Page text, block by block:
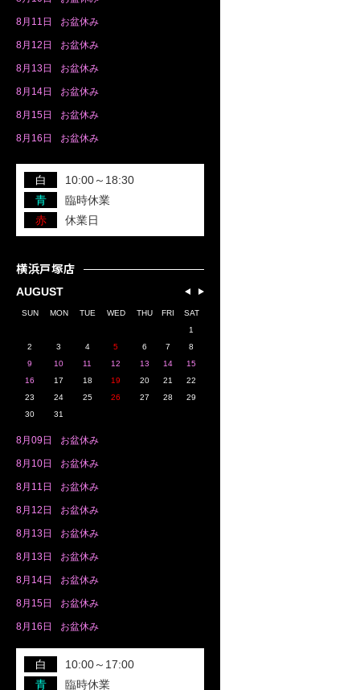
8月 11日 お盆休み
8月 12日 お盆休み
8月 13日 お盆休み
8月 14日 お盆休み
8月 15日 お盆休み
8月 16日 お盆休み
白
10:00～18:30
青
臨時休業
赤
休業日
横浜戸塚店
AUGUST
SUN MON TUE WED THU FRI
SAT
1
2
3 4 5 6 7
8
9
10 11 12 13 14
15
16
17 18 19 20 21
22
23
24 25 26 27 28
29
30
31
8月 09日 お盆休み
8月 10日 お盆休み
8月 11日 お盆休み
8月 12日 お盆休み
8月 13日 お盆休み
8月 13日 お盆休み
8月 14日 お盆休み
8月 15日 お盆休み
8月 16日 お盆休み
白
10:00～17:00
青
臨時休業